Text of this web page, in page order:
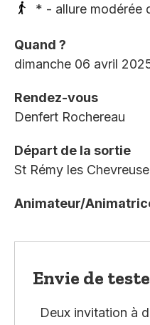
* - allure modérée
Quand ?
dimanche 06 avril
Rendez-vous
Denfert Rochereau
Départ de la sortie
St Rémy les Chevreuse
Animateur/
Envie de
Deux invitation à